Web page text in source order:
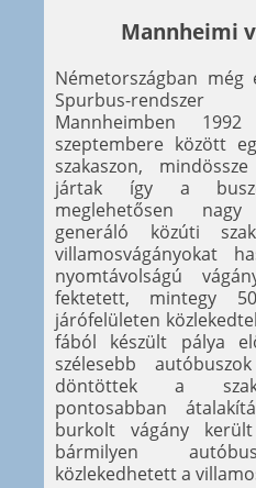
Mannheimi
Németországban
Spurbus-
Mannheimben
szeptembere között
szakaszon,
jártak így a
meglehetősen
generáló közúti
villamosvágányokat
nyomtávolságú
fektetett, mintegy
járófelületen
fából készült pálya
szélesebb
döntöttek a
pontosabban
burkolt vágány
bármilyen
közlekedhetett a